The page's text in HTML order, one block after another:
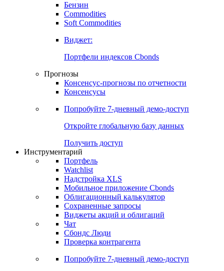
Commodities
Золото
Бензин
Soft Commodities
Виджет:
Портфели индексов Cbonds
Прогнозы
Консенсусы
Попробуйте7-дневный
Откройте глобальную базу данных
Получить доступ
Инструментарий
Портфель
Watchlist
Надстройка XLS
Мобильное приложение Cbonds
Облигационный калькулятор
Сохраненные запросы
Чат